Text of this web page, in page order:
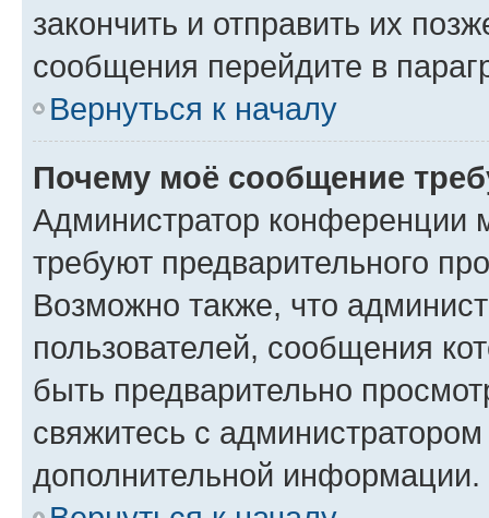
закончить и отправить их
сообщения перейдите в
Вернуться к началу
Почему моё сообщение
Администратор конференции
требуют предварительного
Возможно также, что
пользователей, сообщения
быть предварительно
свяжитесь с
дополнительной информации.